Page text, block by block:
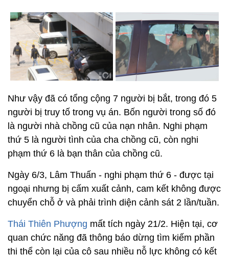
Như vậy đã có tổng cộng 7 người bị bắt, trong đó 5
người bị truy tố trong vụ án. Bốn người trong số đó
là người nhà chồng cũ của nạn nhân. Nghi phạm
thứ 5 là người tình của cha chồng cũ, còn nghi
phạm thứ 6 là bạn thân của chồng cũ.
Ngày 6/3, Lâm Thuấn - nghi phạm thứ 6 - được tại
ngoại nhưng bị cấm xuất cảnh, cam kết không được
chuyển chỗ ở và phải trình diện cảnh sát 2 lần/tuần.
Thái Thiên Phượng mất tích ngày 21/2. Hiện tại, cơ
quan chức năng đã thông báo dừng tìm kiếm phần
thi thể còn lại của cô sau nhiều nỗ lực không có kết